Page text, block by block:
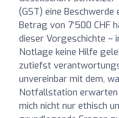
(GST) eine Beschwerde
Betrag von 7‘500 CHF
dieser Vorgeschichte –
Notlage keine Hilfe
zutiefst
unvereinbar mit dem,
Notfallstation erwarten
mich nicht nur ethisch